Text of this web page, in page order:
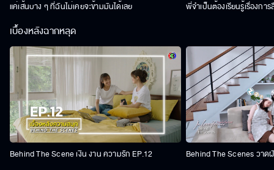
แค่เส้นบาง ๆ ที่ฉันไม่เคยจะข้ามมันได้เลย พี่จำเป็นต้องเรียนรู้เรื่องการ
เบื้องหลังฉากหลุด
Behind The Scene เงิน งาน ความรัก EP.12 Behind The Scenes วาด